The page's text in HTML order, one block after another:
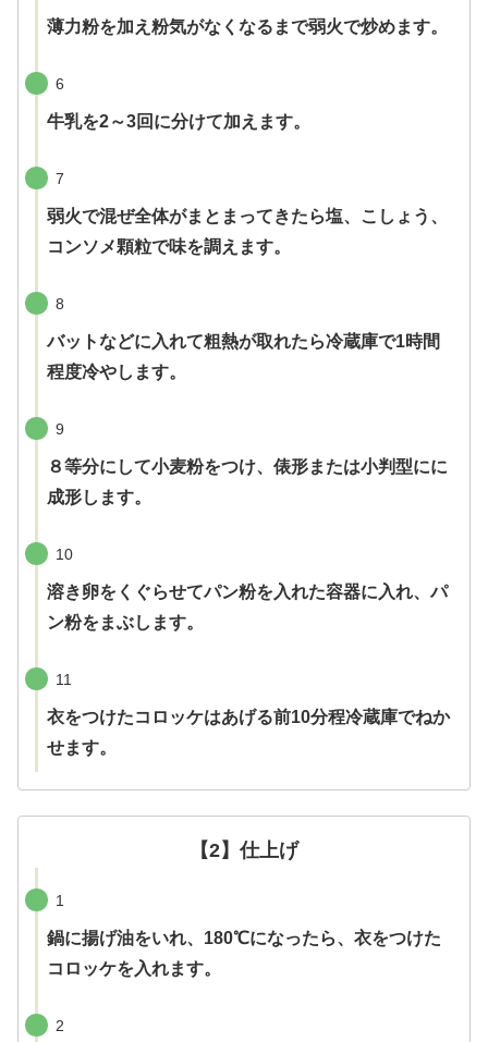
薄力粉を加え粉気がなくなるまで弱火で炒めます。
6
牛乳を2～3回に分けて加えます。
7
弱火で混ぜ全体がまとまってきたら塩、こしょう、
コンソメ顆粒で味を調えます。
8
バットなどに入れて粗熱が取れたら冷蔵庫で1時間
程度冷やします。
9
８等分にして小麦粉をつけ、俵形または小判型にに
成形します。
10
溶き卵をくぐらせてパン粉を入れた容器に入れ、パ
ン粉をまぶします。
11
衣をつけたコロッケはあげる前10分程冷蔵庫でねか
せます。
【2】仕上げ
1
鍋に揚げ油をいれ、180℃になったら、衣をつけた
コロッケを入れます。
2